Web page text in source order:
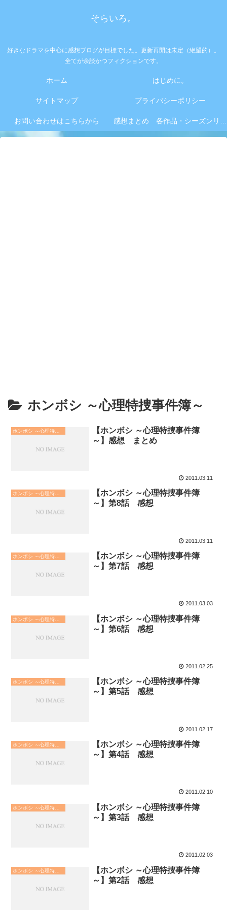
そらいろ。
好きなドラマを中心に感想ブログが目標でした。更新再開は未定（絶望的）。
全てが余談かつフィクションです。
ホーム はじめに。
サイトマップ プライバシーポリシー
お問い合わせはこちらから 感想まとめ 各作品・シーズンリンク集
ホンボシ ～心理特捜事件簿～
【ホンボシ ～心理特捜事件簿
～】感想 まとめ
2011.03.11
ホンボシ ～心理特捜事件簿～
【ホンボシ ～心理特捜事件簿
～】第8話 感想
2011.03.11
【ホンボシ ～心理特捜事件簿
～】第7話 感想
2011.03.03
【ホンボシ ～心理特捜事件簿
～】第6話 感想
2011.02.25
ホンボシ ～心理特捜事件簿～
【ホンボシ ～心理特捜事件簿
～】第5話 感想
2011.02.17
【ホンボシ ～心理特捜事件簿
～】第4話 感想
2011.02.10
【ホンボシ ～心理特捜事件簿
～】第3話 感想
2011.02.03
【ホンボシ ～心理特捜事件簿
～】第2話 感想